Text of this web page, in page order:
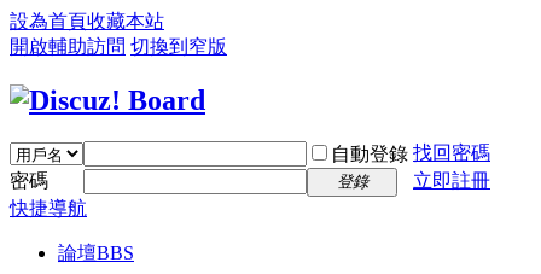
設為首頁收藏本站
開啟輔助訪問 切換到窄版
自動登錄 找回密碼
密碼
登錄
立即註冊
快捷導航
論壇BBS